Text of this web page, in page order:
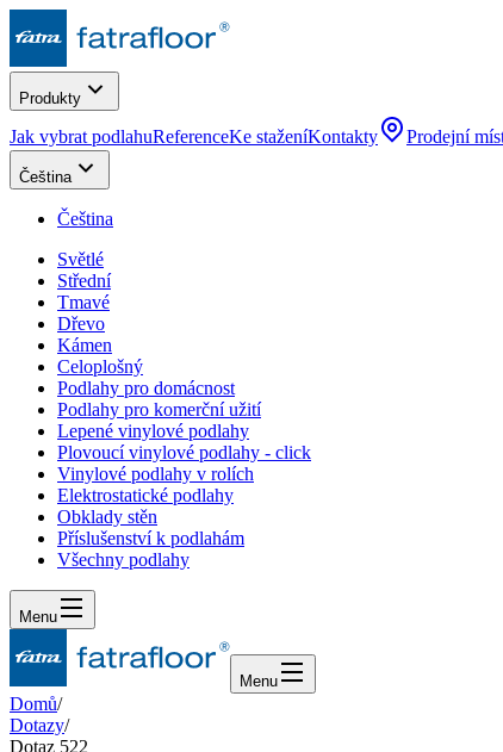
Produkty
Jak vybrat podlahuReferenceKe staženíKontakty Prodejní
Čeština
Čeština
Světlé
Střední
Tmavé
Dřevo
Kámen
Celoplošný
Podlahy pro domácnost
Podlahy pro komerční užití
Lepené vinylové podlahy
Plovoucí vinylové podlahy - click
Vinylové podlahy v rolích
Elektrostatické podlahy
Obklady stěn
Příslušenství k podlahám
Všechny podlahy
Menu
Menu
Domů/
Dotazy/
Dotaz 522